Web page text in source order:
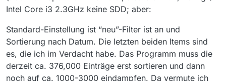
Intel Core i3 2.3GHz keine SDD; aber:
Standard-Einstellung ist “neu”-Filter ist an und
Sortierung nach Datum. Die letzten beiden Items sind
es, die ich im Verdacht habe. Das Programm muss die
derzeit ca. 376,000 Einträge erst sortieren und dann
noch auf ca. 1000-3000 eindampfen. Da vermute ich